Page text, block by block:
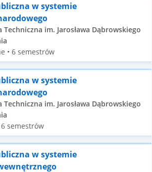
w systemie
im. Jarosława Dąbrowskiego
• 6 semestrów
w systemie
im. Jarosława Dąbrowskiego
semestrów
w systemie